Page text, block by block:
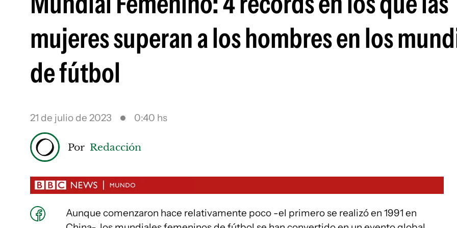
mujeres superan a los hombres en los
de fútbol
21 de julio de 2023 0:40 hs
Por Redacción
Aunque comenzaron hace relativamente poco -el primero se realizó en 1991 en